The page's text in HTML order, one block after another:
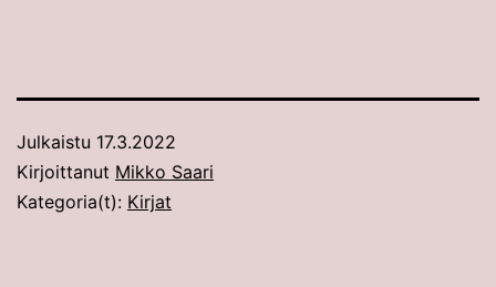
Julkaistu 17.3.2022
Kirjoittanut Mikko Saari
Kategoria(t): Kirjat